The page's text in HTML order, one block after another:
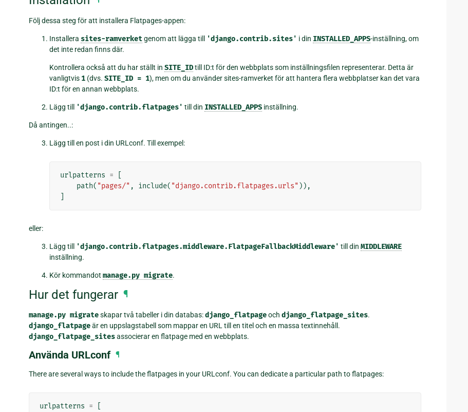
Följ dessa steg för att installera Flatpages-appen:
Installera sites-ramverketgenom att lägga till 'django.contrib.sites' i din INSTALLED_APPS-inställning, om
det inte redan finns där.
Kontrollera också att du har ställt in SITE_IDtill ID:t för den webbplats som inställningsfilen representerar. Detta är
vanligtvis 1 (dvs. SITE_ID = 1), men om du använder sites-ramverket för att hantera flera webbplatser kan det vara
ID:t för en annan webbplats.
Lägg till 'django.contrib.flatpages' till din INSTALLED_APPS inställning.
Då antingen..:
Lägg till en post i din URLconf. Till exempel:
urlpatterns =
path( "pages/" , include( "django.contrib.flatpages.urls" )),
eller:
Lägg till 'django.contrib.flatpages.middleware.FlatpageFallbackMiddleware' till din MIDDLEWARE
inställning.
Kör kommandot manage.py migrate.
Hur det fungerar ¶
manage.py migrateskapar två tabeller i din databas:django_flatpageoch django_flatpage_sites.
django_flatpageär en uppslagstabell som mappar en URL till en titel och en massa textinnehåll.
django_flatpage_sitesassocierar en flatpage med en webbplats.
Använda URLconf ¶
There are several ways to include the flatpages in your URLconf. You can dedicate a particular path to flatpages:
urlpatterns =